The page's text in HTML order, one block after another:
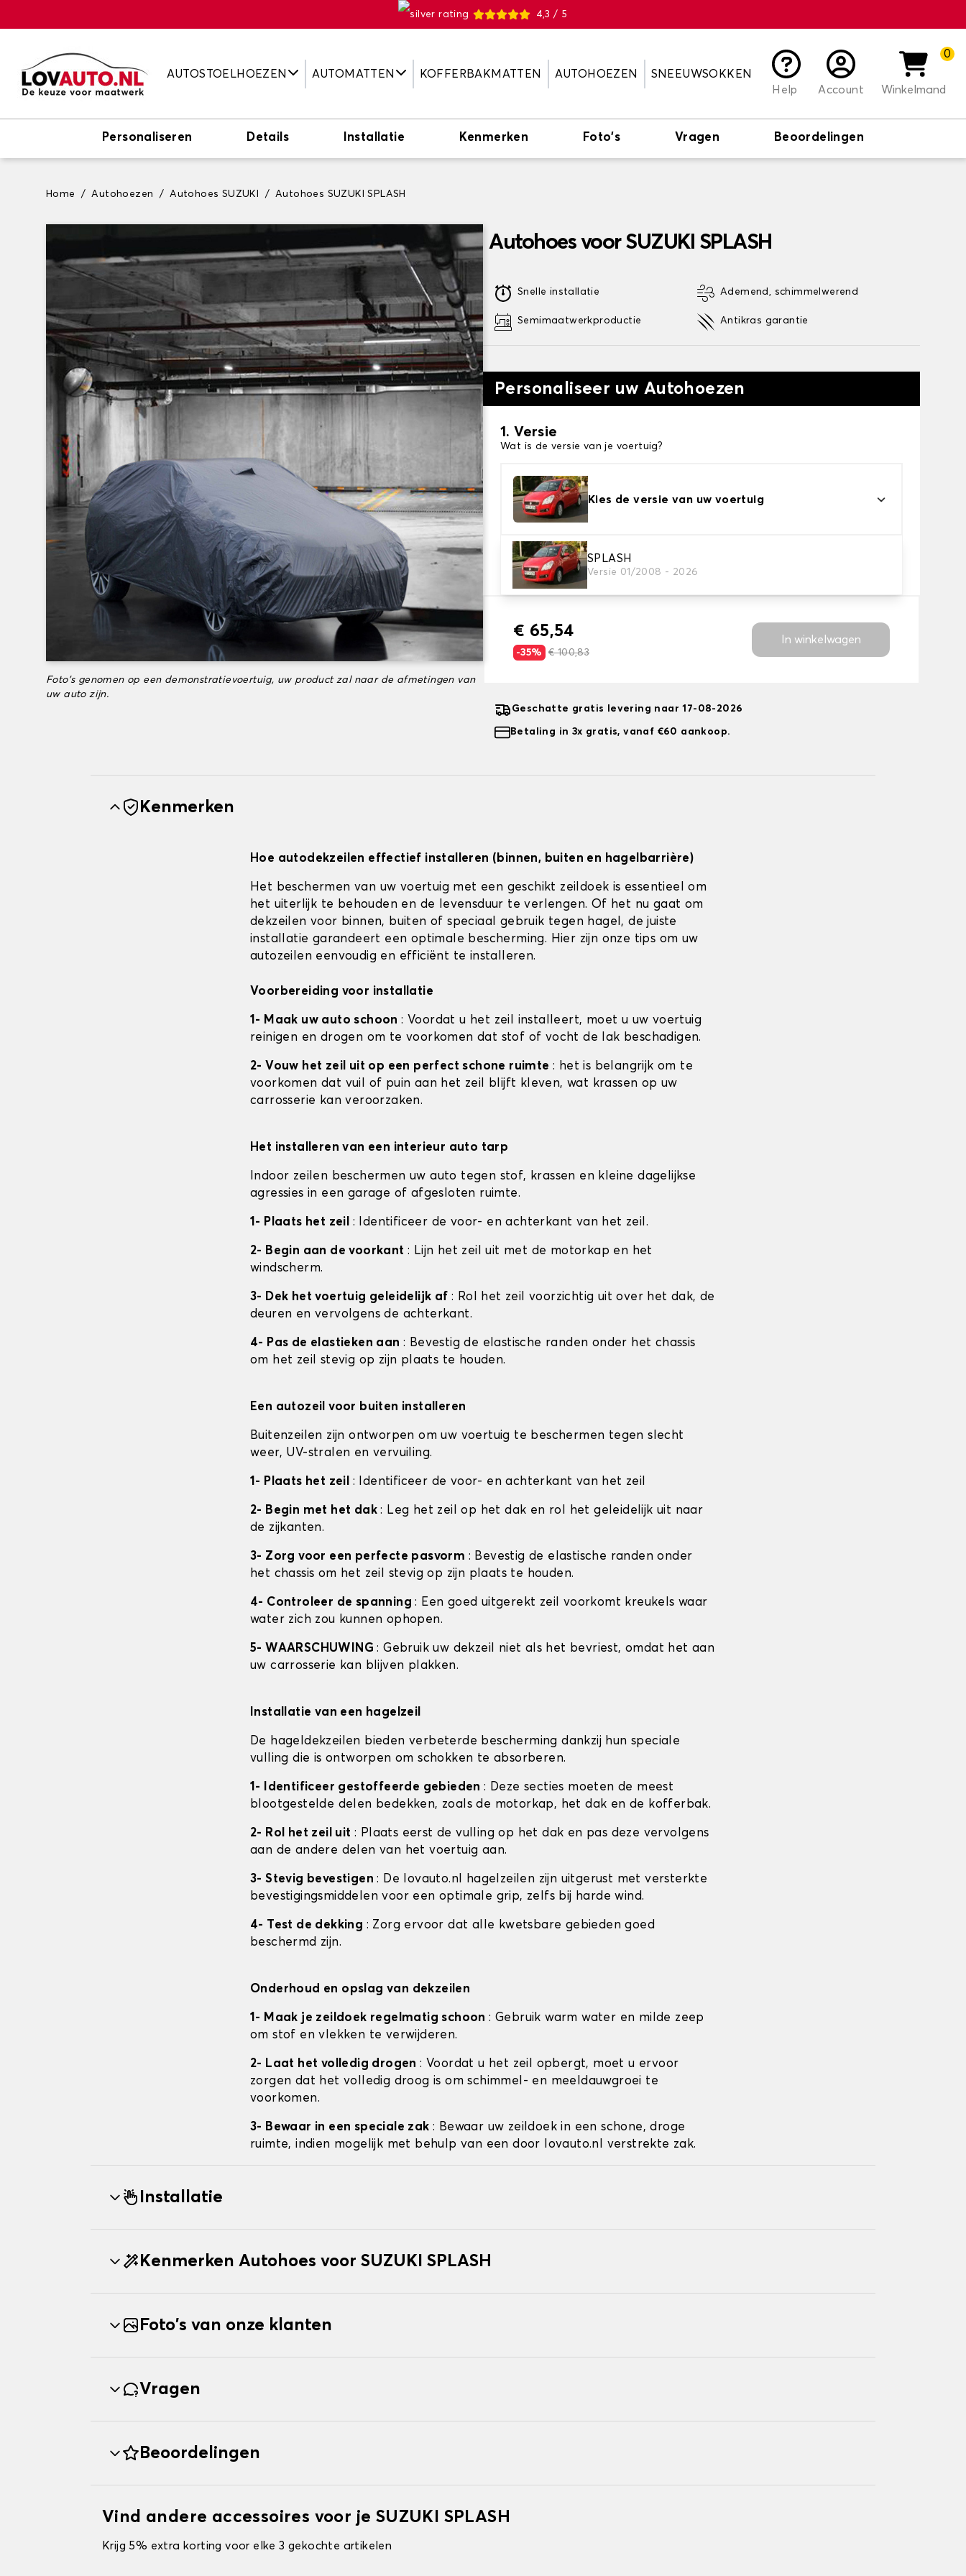
4,3 / 5
AUTOSTOELHOEZEN AUTOMATTEN KOFFERBAKMATTEN AUTOHOEZEN
SNEEUWSOKKEN
Help
Account
0
Winkelmand
Personaliseren Details Installatie Kenmerken Foto's Vragen Beoordelingen
Home Autohoezen Autohoes SUZUKI Autohoes SUZUKI SPLASH
Foto's genomen op een demonstratievoertuig, uw product zal naar de afmetingen van
uw auto zijn.
Autohoes voor SUZUKI SPLASH
Snelle installatie
Semimaatwerkproductie
Ademend, schimmelwerend
Antikras garantie
Personaliseer uw Autohoezen
1. Versie
Wat is de versie van je voertuig?
Kies de versie van uw voertuig
SPLASH
Versie 01/2008 - 2026
2. Beschermingsniveau
Kies de juiste beschermhoes voor uw behoeftes
€ 65,54
-35% € 100,83
In winkelwagen
Geschatte gratis levering naar 17-08-2026
Betaling in 3x gratis, vanaf €60 aankoop.
Kenmerken
Hoe autodekzeilen effectief installeren (binnen, buiten en hagelbarrière)
Het beschermen van uw voertuig met een geschikt zeildoek is essentieel om
het uiterlijk te behouden en de levensduur te verlengen. Of het nu gaat om
dekzeilen voor binnen, buiten of speciaal gebruik tegen hagel, de juiste
installatie garandeert een optimale bescherming. Hier zijn onze tips om uw
autozeilen eenvoudig en efficiënt te installeren.
Voorbereiding voor installatie
1- Maak uw auto schoon: Voordat u het zeil installeert, moet u uw voertuig
reinigen en drogen om te voorkomen dat stof of vocht de lak beschadigen.
2- Vouw het zeil uit op een perfect schone ruimte : het is belangrijk om te
voorkomen dat vuil of puin aan het zeil blijft kleven, wat krassen op uw
carrosserie kan veroorzaken.
Het installeren van een interieur auto tarp
Indoor zeilen beschermen uw auto tegen stof, krassen en kleine dagelijkse
agressies in een garage of afgesloten ruimte.
1- Plaats het zeil : Identificeer de voor- en achterkant van het zeil.
2- Begin aan de voorkant : Lijn het zeil uit met de motorkap en het
windscherm.
3- Dek het voertuig geleidelijk af : Rol het zeil voorzichtig uit over het dak, de
deuren en vervolgens de achterkant.
4- Pas de elastieken aan : Bevestig de elastische randen onder het chassis
om het zeil stevig op zijn plaats te houden.
Een autozeil voor buiten installeren
Buitenzeilen zijn ontworpen om uw voertuig te beschermen tegen slecht
weer, UV-stralen en vervuiling.
1- Plaats het zeil : Identificeer de voor- en achterkant van het zeil
2- Begin met het dak: Leg het zeil op het dak en rol het geleidelijk uit naar
de zijkanten.
3- Zorg voor een perfecte pasvorm : Bevestig de elastische randen onder
het chassis om het zeil stevig op zijn plaats te houden.
4- Controleer de spanning: Een goed uitgerekt zeil voorkomt kreukels waar
water zich zou kunnen ophopen.
5- WAARSCHUWING: Gebruik uw dekzeil niet als het bevriest, omdat het aan
uw carrosserie kan blijven plakken.
Installatie van een hagelzeil
De hageldekzeilen bieden verbeterde bescherming dankzij hun speciale
vulling die is ontworpen om schokken te absorberen.
1- Identificeer gestoffeerde gebieden: Deze secties moeten de meest
blootgestelde delen bedekken, zoals de motorkap, het dak en de kofferbak.
2- Rol het zeil uit : Plaats eerst de vulling op het dak en pas deze vervolgens
aan de andere delen van het voertuig aan.
3- Stevig bevestigen: De lovauto.nl hagelzeilen zijn uitgerust met versterkte
bevestigingsmiddelen voor een optimale grip, zelfs bij harde wind.
4- Test de dekking : Zorg ervoor dat alle kwetsbare gebieden goed
beschermd zijn.
Onderhoud en opslag van dekzeilen
1- Maak je zeildoek regelmatig schoon: Gebruik warm water en milde zeep
om stof en vlekken te verwijderen.
2- Laat het volledig drogen: Voordat u het zeil opbergt, moet u ervoor
zorgen dat het volledig droog is om schimmel- en meeldauwgroei te
voorkomen.
3- Bewaar in een speciale zak : Bewaar uw zeildoek in een schone, droge
ruimte, indien mogelijk met behulp van een door lovauto.nl verstrekte zak.
Installatie
Kenmerken Autohoes voor SUZUKI SPLASH
Foto's van onze klanten
Vragen
Beoordelingen
Vind andere accessoires voor je SUZUKI SPLASH
Krijg 5% extra korting voor elke 3 gekochte artikelen